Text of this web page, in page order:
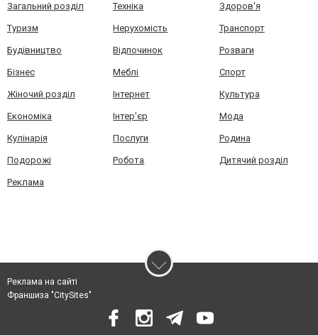
Загальний розділ Техніка Здоров'я
Туризм Нерухомість Транспорт
Будівництво Відпочинок Розваги
Бізнес Меблі Спорт
Жіночий розділ Інтернет Культура
Економіка Інтер'єр Мода
Кулінарія Послуги Родина
Подорожі Робота Дитячий розділ
Реклама
Реклама на сайті
Франшиза "CitySites"